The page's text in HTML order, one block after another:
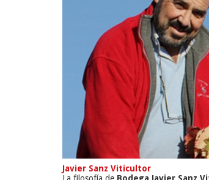
Javier Sanz Viticultor